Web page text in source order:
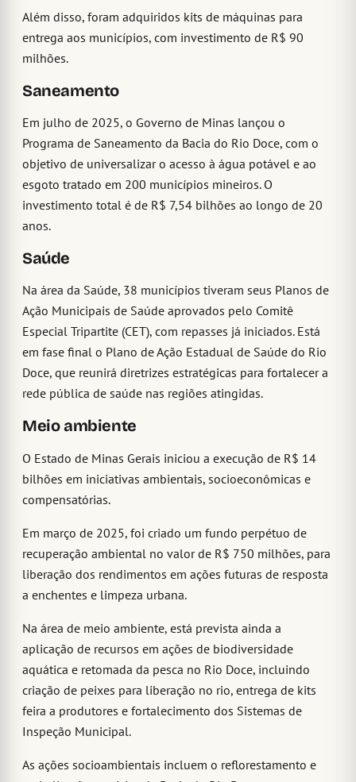
Além disso, foram adquiridos kits de máquinas para
entrega aos municípios, com investimento de R$ 90
milhões.
Saneamento
Em julho de 2025, o Governo de Minas lançou o
Programa de Saneamento da Bacia do Rio Doce, com o
objetivo de universalizar o acesso à água potável e ao
esgoto tratado em 200 municípios mineiros. O
investimento total é de R$ 7,54 bilhões ao longo de 20
anos.
Saúde
Na área da Saúde, 38 municípios tiveram seus Planos de
Ação Municipais de Saúde aprovados pelo Comitê
Especial Tripartite (CET), com repasses já iniciados. Está
em fase final o Plano de Ação Estadual de Saúde do Rio
Doce, que reunirá diretrizes estratégicas para fortalecer a
rede pública de saúde nas regiões atingidas.
Meio ambiente
O Estado de Minas Gerais iniciou a execução de R$ 14
bilhões em iniciativas ambientais, socioeconômicas e
compensatórias.
Em março de 2025, foi criado um fundo perpétuo de
recuperação ambiental no valor de R$ 750 milhões, para
liberação dos rendimentos em ações futuras de resposta
a enchentes e limpeza urbana.
Na área de meio ambiente, está prevista ainda a
aplicação de recursos em ações de biodiversidade
aquática e retomada da pesca no Rio Doce, incluindo
criação de peixes para liberação no rio, entrega de kits
feira a produtores e fortalecimento dos Sistemas de
Inspeção Municipal.
As ações socioambientais incluem o reflorestamento e